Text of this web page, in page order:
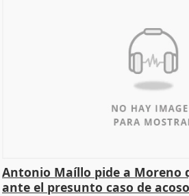
Antonio Maíllo pide a Moreno
ante el presunto caso de acoso